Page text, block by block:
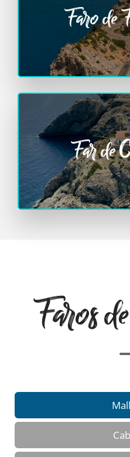
Faro de
Far de
Faros